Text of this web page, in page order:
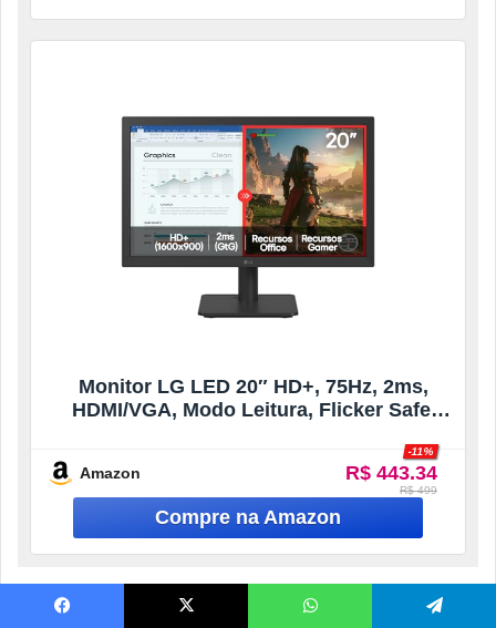
Monitor LG LED 20″ HD+, 75Hz, 2ms,
HDMI/VGA, Modo Leitura, Flicker Safe,
Amazon R$ 443.34
-11%
R$ 499
Abaixo estão os principais detalhes sobre este monitor: